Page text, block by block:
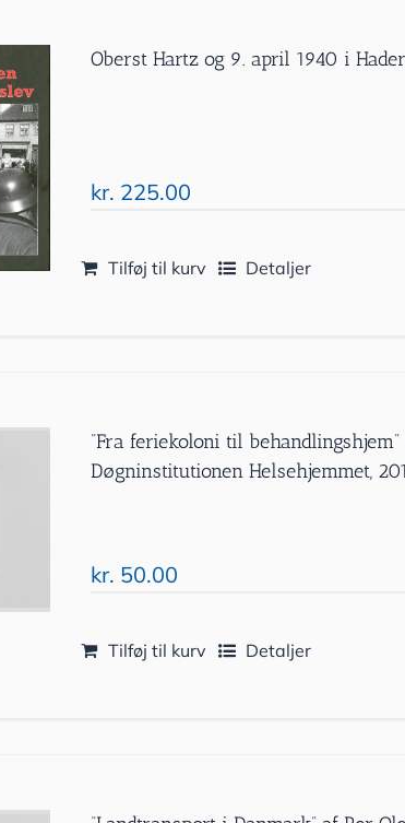
Oberst Hartz og 9. april 1940 i
kr. 225.00
Tilføj til kurv Detaljer
”Fra feriekoloni til
Døgninstitutionen Helsehjemmet,
kr. 50.00
Tilføj til kurv Detaljer